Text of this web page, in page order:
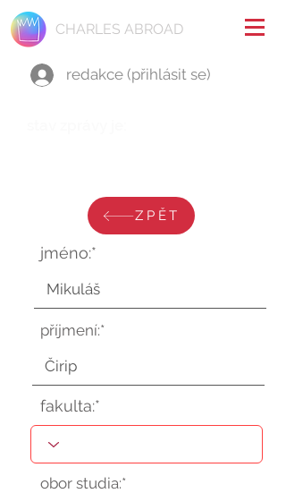
CHARLES ABROAD
redakce (přihlásit se)
ZPĚT
jméno:*
příjmení:*
fakulta:*
obor studia:*